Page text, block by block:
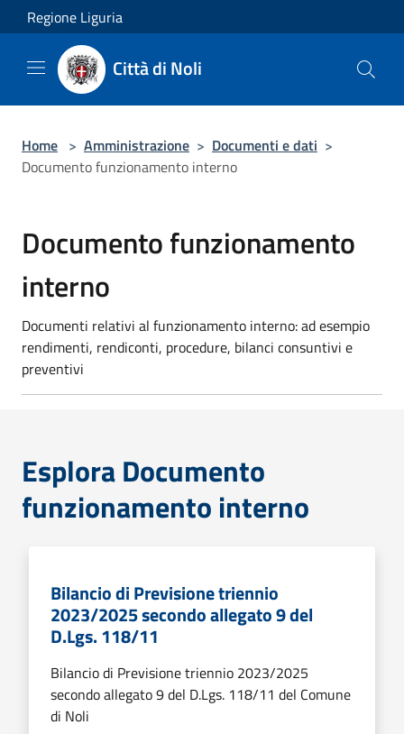
Salta al contenuto principale
Regione Liguria
Città di Noli
Home > Amministrazione > Documenti e dati >
Documento funzionamento interno
Documento funzionamento
interno
Documenti relativi al funzionamento interno: ad esempio
rendimenti, rendiconti, procedure, bilanci consuntivi e
preventivi
Esplora Documento
funzionamento interno
Bilancio di Previsione triennio
2023/2025 secondo allegato 9 del
D.Lgs. 118/11
Bilancio di Previsione triennio 2023/2025
secondo allegato 9 del D.Lgs. 118/11 del Comune
di Noli